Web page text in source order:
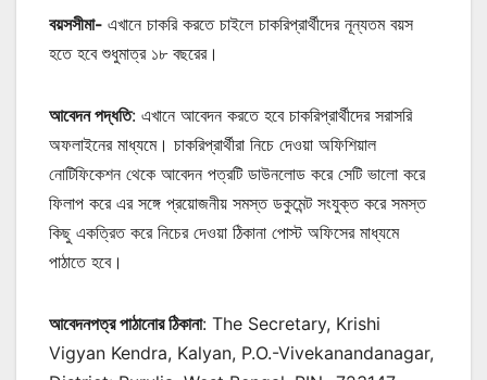
বয়সসীমা- এখানে চাকরি করতে চাইলে চাকরিপ্রার্থীদের নূন্যতম বয়স
হতে হবে শুধুমাত্র ১৮ বছরের।
আবেদন পদ্ধতি: এখানে আবেদন করতে হবে চাকরিপ্রার্থীদের সরাসরি
অফলাইনের মাধ্যমে। চাকরিপ্রার্থীরা নিচে দেওয়া অফিশিয়াল
নোটিফিকেশন থেকে আবেদন পত্রটি ডাউনলোড করে সেটি ভালো করে
ফিলাপ করে এর সঙ্গে প্রয়োজনীয় সমস্ত ডকুমেন্ট সংযুক্ত করে সমস্ত
কিছু একত্রিত করে নিচের দেওয়া ঠিকানা পোস্ট অফিসের মাধ্যমে
পাঠাতে হবে।
আবেদনপত্র পাঠানোর ঠিকানা: The Secretary, Krishi
Vigyan Kendra, Kalyan, P.O.-Vivekanandanagar,